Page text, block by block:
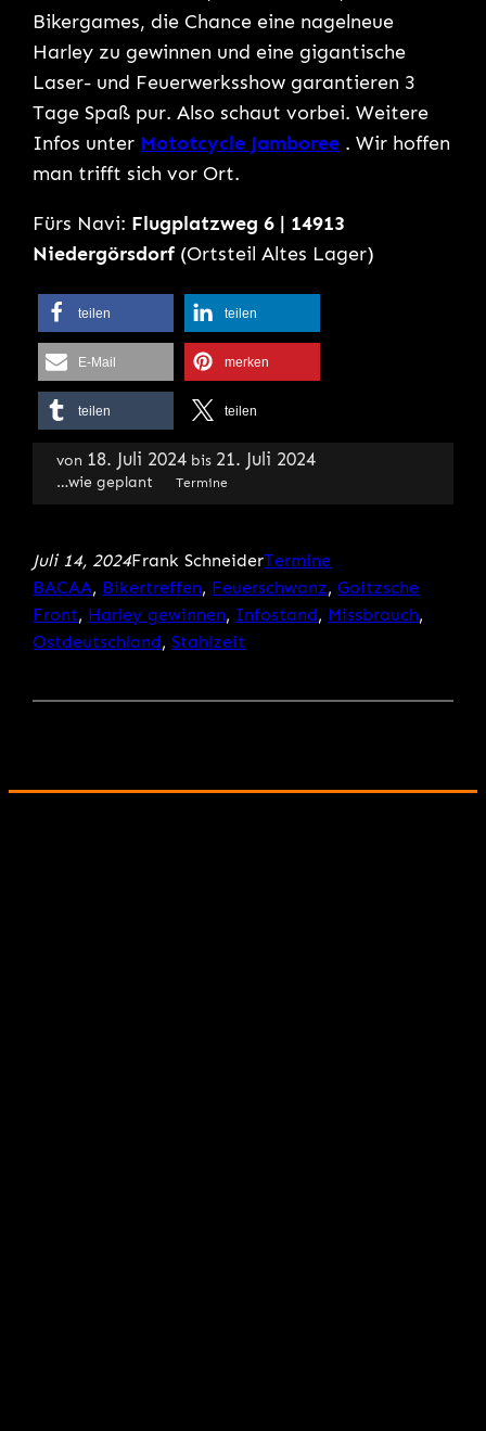
Bikergames, die Chance eine nagelneue
Harley zu gewinnen und eine gigantische
Laser- und Feuerwerksshow garantieren 3
Tage Spaß pur. Also schaut vorbei. Weitere
Infos unter Mototcycle Jamboree . Wir hoffen
man trifft sich vor Ort.
Fürs Navi: Flugplatzweg 6 | 14913
Niedergörsdorf (Ortsteil Altes Lager)
teilen teilen
E-Mail merken
teilen teilen
von 18. Juli 2024 bis 21. Juli 2024
…wie geplant Termine
Juli 14, 2024Frank SchneiderTermine
BACAA, Bikertreffen, Feuerschwanz, Goitzsche
Front, Harley gewinnen, Infostand, Missbrauch
Ostdeutschland, Stahlzeit